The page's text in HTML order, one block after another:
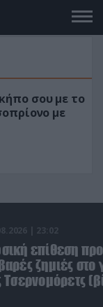
τριβόλι + VIP
| 23:02
επίθεση
ζημιές στο
Τσερνομόρετς